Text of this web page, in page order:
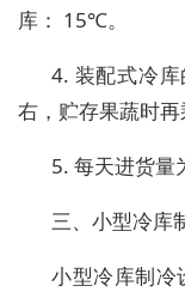
库： 15℃。
4. 装配式冷
右，贮存果蔬时再
5. 每天进货量
三、小型冷库
小型冷库制冷